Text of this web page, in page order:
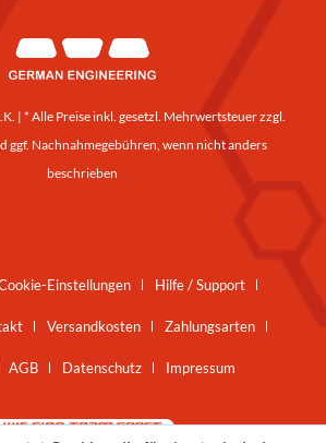
| * Alle Preise inkl. gesetzl. Mehrwertsteuer zzgl.
ggf. Nachnahmegebühren, wenn nicht anders
beschrieben
Einstellungen Hilfe / Support
Versandkosten Zahlungsarten
AGB Datenschutz Impressum